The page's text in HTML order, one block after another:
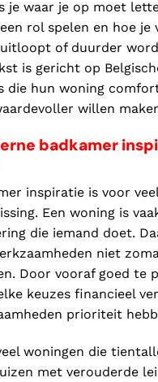
je waar je op moet
rol spelen en hoe je
of duurder
is gericht op
die hun woning
willen
badkamer
inspiratie is voor
Een woning is
die iemand doet.
niet
Door vooraf goed te
keuzes financieel
prioriteit
woningen die
met verouderde